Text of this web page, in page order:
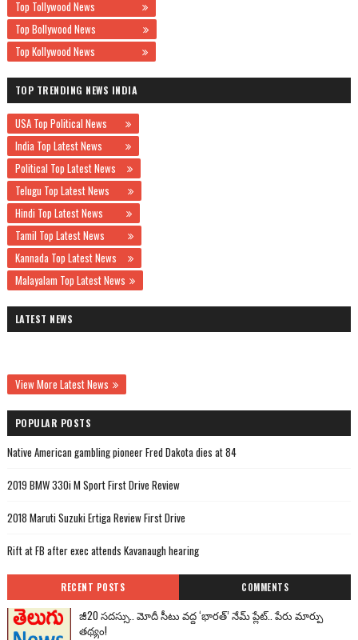
Top Tollywood News
Top Bollywood News
Top Kollywood News
TOP TRENDING NEWS INDIA
USA Top Political News
India Top Latest News
Political Top Latest News
Telugu Top Latest News
Hindi Top Latest News
Tamil Top Latest News
Kannada Top Latest News
Malayalam Top Latest News
LATEST NEWS
View More Latest News
POPULAR POSTS
Native American gambling pioneer Fred Dakota dies at 84
2019 BMW 330i M Sport First Drive Review
2018 Maruti Suzuki Ertiga Review First Drive
Rift at FB after exec attends Kavanaugh hearing
RECENT POSTS COMMENTS
జీ20 సదస్సు.. మోదీ సీటు వద్ద ‘భారత్’ నేమ్ ప్లేట్‌.. పేరు మార్పు
తథ్యం!